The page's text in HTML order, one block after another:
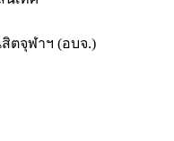
ตจุฬาฯ (อบจ.)